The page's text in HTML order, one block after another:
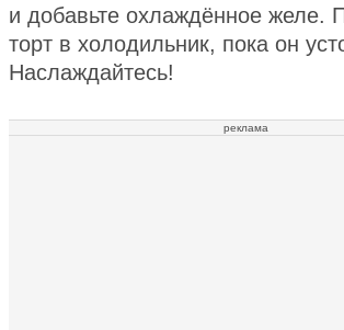
и добавьте охлаждённое желе.
торт в холодильник, пока он
Наслаждайтесь!
реклама